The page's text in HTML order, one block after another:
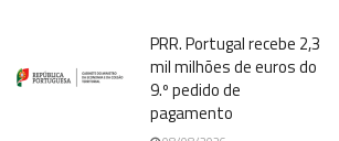
PRR. Portugal recebe 2,3
mil milhões de euros do
9.º pedido de
pagamento